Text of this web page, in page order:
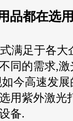
品都在选
足于各大
同的需求,
今高速发
用紫外激光
备.